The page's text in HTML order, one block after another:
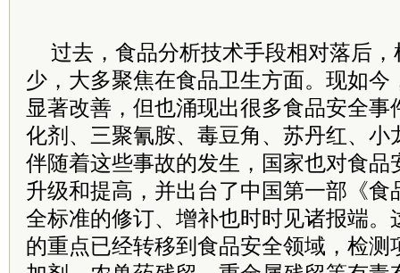
过去，食品分析技术手段相对落后
少，大多聚焦在食品卫生方面。现如今
显著改善，但也涌现出很多食品安全事
化剂、三聚氰胺、毒豆角、苏丹红、小
伴随着这些事故的发生，国家也对食品
升级和提高，并出台了中国第一部《食
全标准的修订、增补也时时见诸报端。
的重点已经转移到食品安全领域，检测